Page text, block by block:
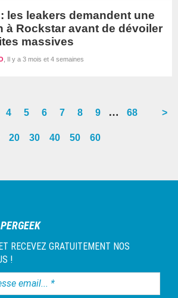
: les leakers demandent une
à Rockstar avant de dévoiler
massives
Il y a 3 mois et 4 semaines
Go
page
4
Go
page
5
Go
page
6
Go
page
7
Go
page
8
Go
page
9
Interim
…
Go
68 >
20 30 40 50 60
RECEVEZ GRATUITEMENT NOS
!